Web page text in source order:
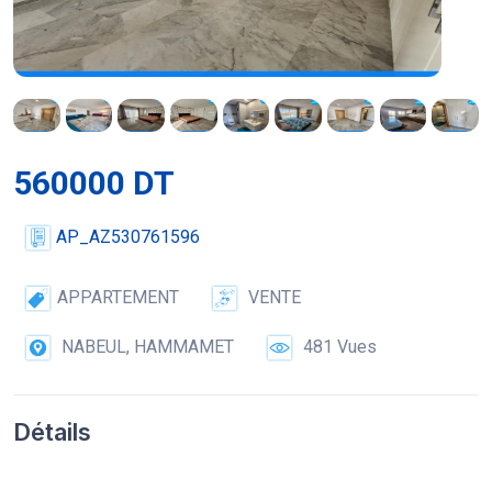
560000 DT
AP_AZ530761596
APPARTEMENT VENTE
NABEUL, HAMMAMET 481 Vues
Détails